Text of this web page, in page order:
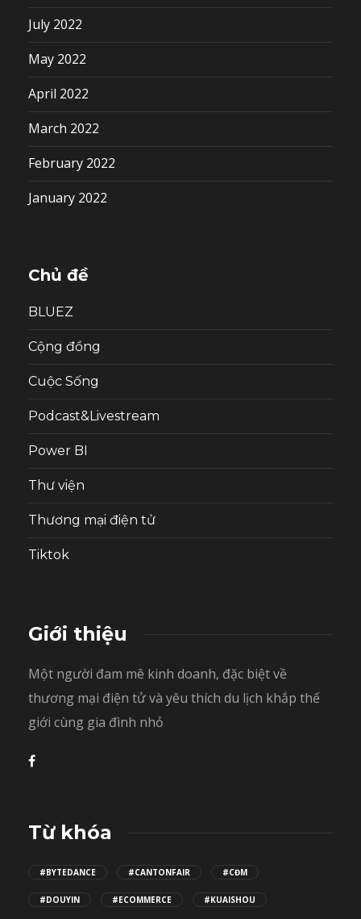
July 2022
May 2022
April 2022
March 2022
February 2022
January 2022
Chủ đề
BLUEZ
Cộng đồng
Cuộc Sống
Podcast&Livestream
Power BI
Thư viện
Thương mại điện tử
Tiktok
Giới thiệu
Một người đam mê kinh doanh, đặc biệt về
thương mại điện tử và yêu thích du lịch khắp thế
giới cùng gia đình nhỏ
Từ khóa
#BYTEDANCE #CANTONFAIR #CĐM
#DOUYIN #ECOMMERCE #KUAISHOU